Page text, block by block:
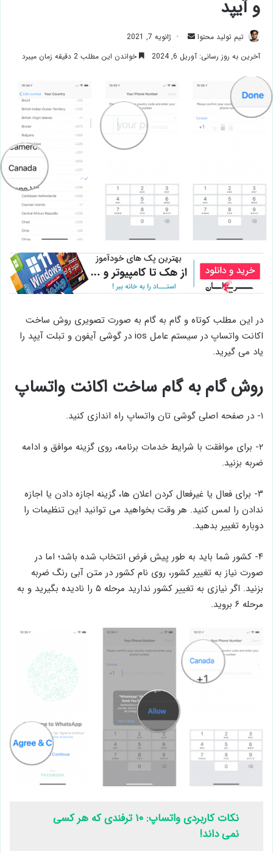
و آیپد
تیم تولید محتوا
ارسال
ایمیل
ژانویه 7, 2021
آخرین به روز رسانی: آوریل 6, 2024
خواندن این مطلب 2 دقیقه زمان میبرد
در این مطلب کوتاه و گام به گام به صورت تصویری روش ساخت
اکانت واتساپ در سیستم عامل ios در گوشی آیفون و تبلت آیپد را
یاد می گیرید.
روش گام به گام ساخت اکانت واتساپ
۱- در صفحه اصلی گوشی تان واتساپ راه اندازی کنید.
۲- برای موافقت با شرایط خدمات برنامه، روی گزینه موافق و ادامه
ضربه بزنید.
۳- برای فعال یا غیرفعال کردن اعلان ها، گزینه اجازه دادن یا اجازه
ندادن را لمس کنید. هر وقت بخواهید می توانید این تنظیمات را
دوباره تغییر بدهید.
۴- کشور شما باید به طور پیش فرض انتخاب شده باشد؛ اما در
صورت نیاز به تغییر کشور، روی نام کشور در متن آبی رنگ ضربه
بزنید. اگر نیازی به تغییر کشور ندارید مرحله ۵ را نادیده بگیرید و به
مرحله ۶ بروید.
نکات کاربردی واتساپ: ۱۰ ترفندی که هر کسی
نمی داند!